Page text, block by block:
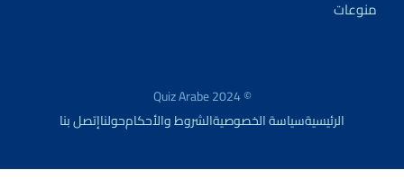
منوعات
© 2024 Quiz Arabe
الرئيسيةسياسة الخصوصيةالشروط والأحكامحولناإتصل بنا